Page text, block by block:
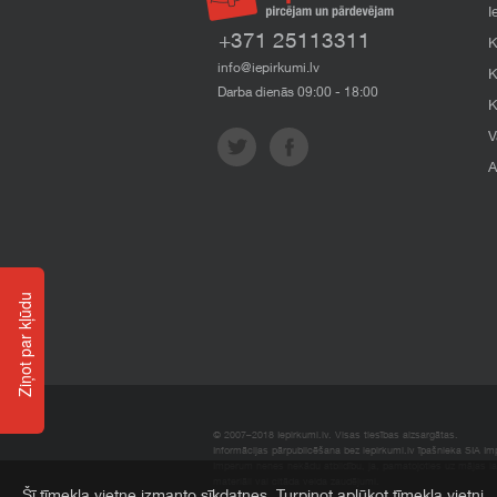
+371 25113311
info@iepirkumi.lv
Darba dienās 09:00 - 18:00
© 2007–2018 Iepirkumi.lv. Visas tiesības aizsargātas.
Informācijas pārpublicēšana bez iepirkumi.lv īpašnieka SIA
Ziņot par kļūdu